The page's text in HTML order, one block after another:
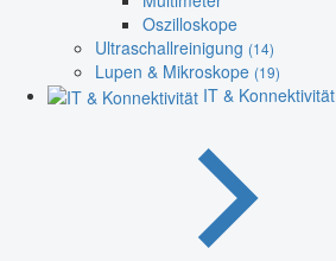
Oszilloskope
Ultraschallreinigung (14)
Lupen & Mikroskope (19)
IT & Konnektivität